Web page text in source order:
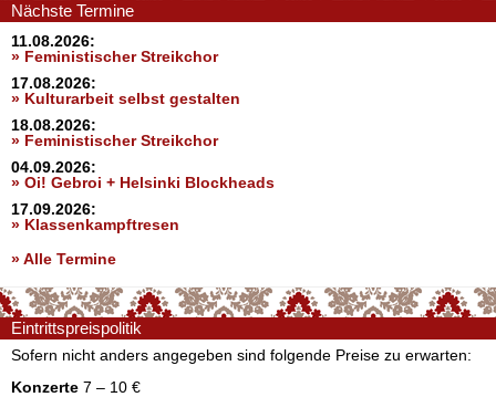
Nächste Termine
11.08.2026:
» Feministischer Streikchor
17.08.2026:
» Kulturarbeit selbst gestalten
18.08.2026:
» Feministischer Streikchor
04.09.2026:
» Oi! Gebroi + Helsinki Blockheads
17.09.2026:
» Klassenkampftresen
» Alle Termine
Eintrittspreispolitik
Sofern nicht anders angegeben sind folgende Preise zu erwarten:
Konzerte 7 – 10 €